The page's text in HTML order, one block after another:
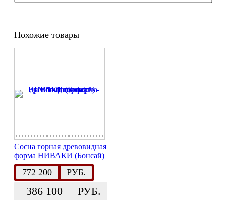
Похожие товары
Сосна горная древовидная
форма НИВАКИ (Бонсай)
772 200 РУБ.
386 100 РУБ.